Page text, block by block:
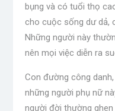
bụng và có tuổi thọ
cho cuộc sống dư dả,
Những người này
nên mọi việc diễn ra
Con đường công
những người phụ nữ
người đời thường